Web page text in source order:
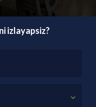
izlayapsiz?